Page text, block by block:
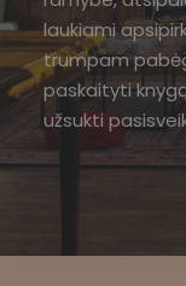
laukiami
trumpam
paskaityti
užsukti